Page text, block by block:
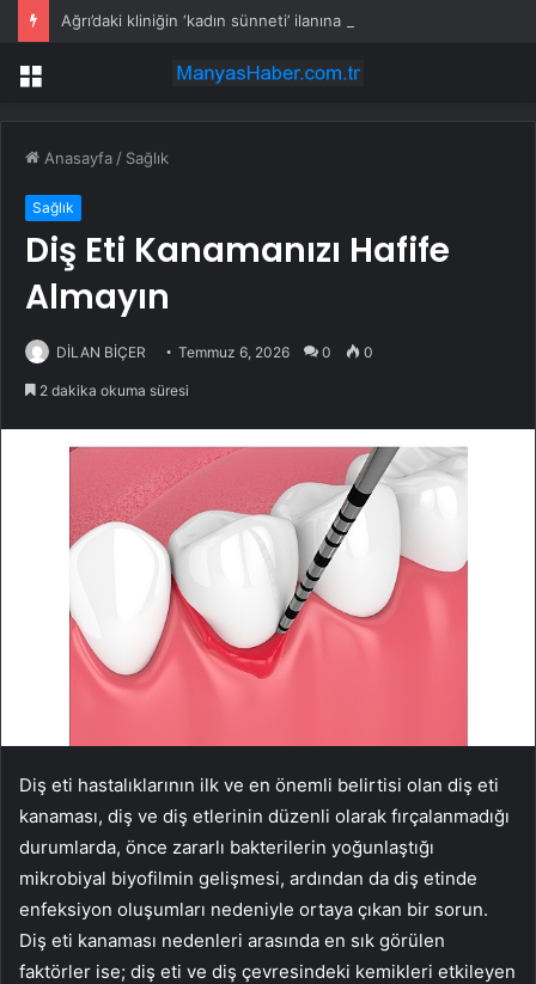
Ağrı’daki kliniğin ‘kadın sünneti’ ilanına soruşturma
Menü
Anasayfa / Sağlık
Sağlık
Diş Eti Kanamanızı Hafife
Almayın
DİLAN BİÇER Temmuz 6, 2026 0 0
2 dakika okuma süresi
Diş eti hastalıklarının ilk ve en önemli belirtisi olan diş eti
kanaması, diş ve diş etlerinin düzenli olarak fırçalanmadığı
durumlarda, önce zararlı bakterilerin yoğunlaştığı
mikrobiyal biyofilmin gelişmesi, ardından da diş etinde
enfeksiyon oluşumları nedeniyle ortaya çıkan bir sorun.
Diş eti kanaması nedenleri arasında en sık görülen
faktörler ise; diş eti ve diş çevresindeki kemikleri etkileyen